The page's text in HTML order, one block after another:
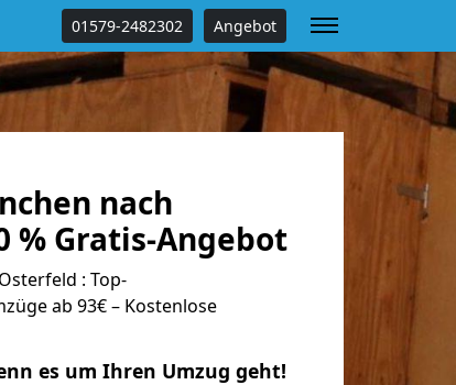
01579-2482302 Angebot
nach
% Gratis-Angebot
: Top-
ab 93€ – Kostenlose
es um Ihren Umzug geht!